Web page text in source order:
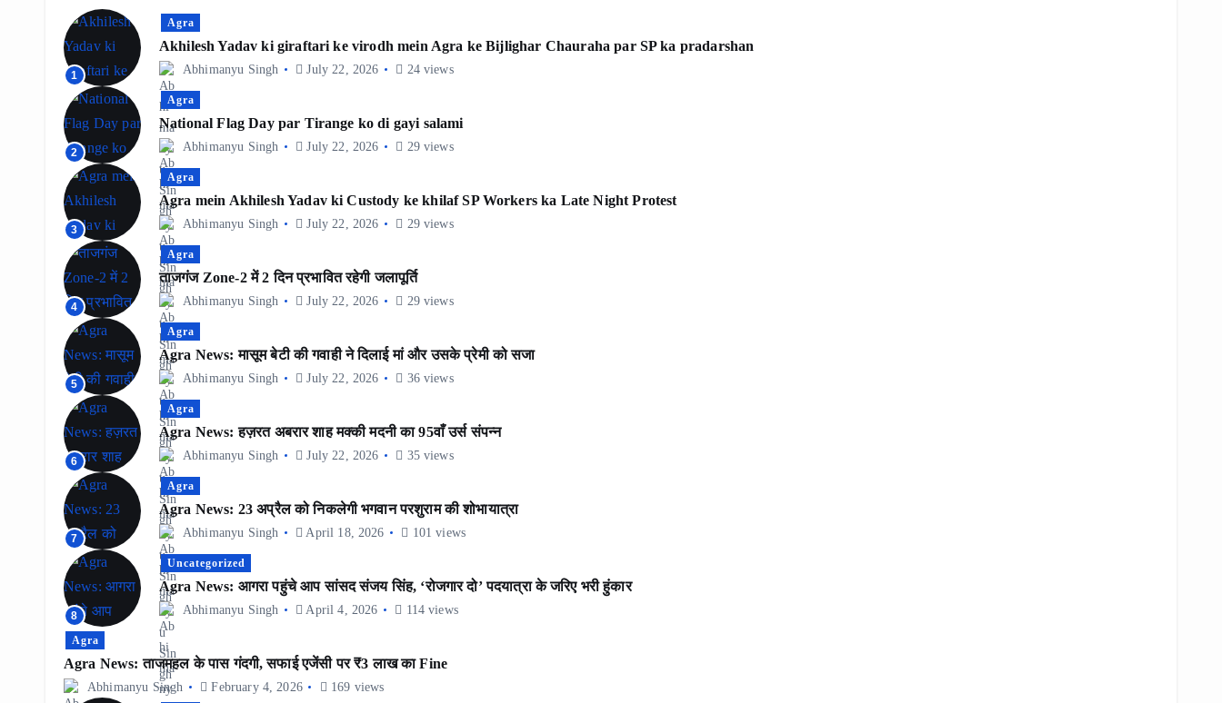
1
Agra
Akhilesh Yadav ki giraftari ke virodh mein Agra ke Bijlighar Chauraha par SP ka pradarshan
Abhimanyu Singh July 22, 2026 24 views
2
Agra
National Flag Day par Tirange ko di gayi salami
Abhimanyu Singh July 22, 2026 29 views
3
Agra
Agra mein Akhilesh Yadav ki Custody ke khilaf SP Workers ka Late Night Protest
Abhimanyu Singh July 22, 2026 29 views
4
Agra
ताजगंज Zone-2 में 2 दिन प्रभावित रहेगी जलापूर्ति
Abhimanyu Singh July 22, 2026 29 views
5
Agra
Agra News: मासूम बेटी की गवाही ने दिलाई मां और उसके प्रेमी को सजा
Abhimanyu Singh July 22, 2026 36 views
6
Agra
Agra News: हज़रत अबरार शाह मक्की मदनी का 95वाँ उर्स संपन्न
Abhimanyu Singh July 22, 2026 35 views
7
Agra
Agra News: 23 अप्रैल को निकलेगी भगवान परशुराम की शोभायात्रा
Abhimanyu Singh April 18, 2026 101 views
8
Uncategorized
Agra News: आगरा पहुंचे आप सांसद संजय सिंह, ‘रोजगार दो’ पदयात्रा के जरिए भरी हुंकार
Abhimanyu Singh April 4, 2026 114 views
Agra
Agra News: ताजमहल के पास गंदगी, सफाई एजेंसी पर ₹3 लाख का Fine
Abhimanyu Singh February 4, 2026 169 views